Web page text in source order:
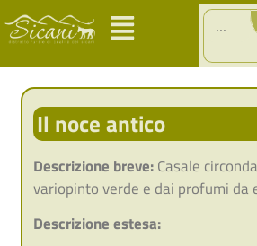
Search
for:
Il noce antico
Descrizione breve:Casale
variopinto verde e dai profumi da
Descrizione estesa: